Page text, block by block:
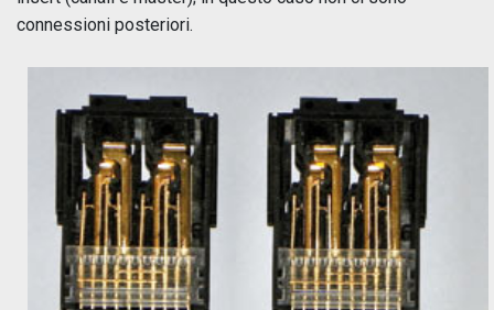
connessioni posteriori.